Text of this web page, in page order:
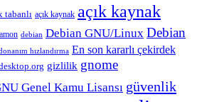
tabanlı açık kaynak açık kaynak
debian Debian GNU/Linux Debian
hızlandırma En son kararlı çekirdek
gizlilik gnome
Genel Kamu Lisansı güvenlik